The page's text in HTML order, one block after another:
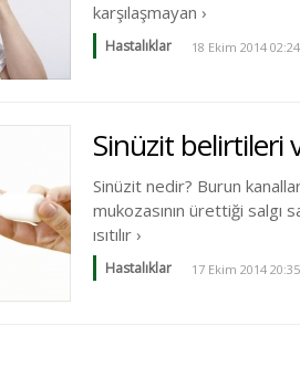
karşılaşmayan ›
Hastalıklar 18 Ekim 2014 02:24
Sinüzit belirtileri
Sinüzit nedir? Burun
mukozasının ürettiği salgı
ısıtılır ›
Hastalıklar 17 Ekim 2014 20:35